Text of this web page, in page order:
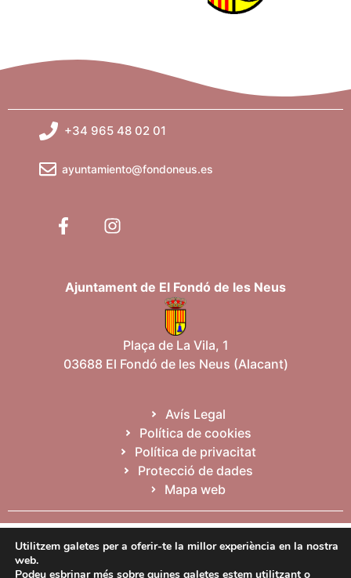
+34 965 48 02 01
ayuntamiento@fondoneus.es
Ajuntament de El Fondó de les Neus
Plaça de La Vila, 1
03688 El Fondó de les Neus (Alacant)
Avís Legal
Política de cookies
Política de privacitat
Protecció de dades
Mapa web
Utilitzem galetes per a oferir-te la millor experiència en la nostra
web.
Podeu esbrinar més sobre quines galetes estem utilitzant o
Valencià English